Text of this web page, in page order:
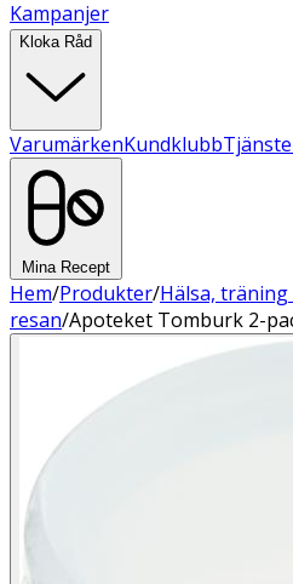
Kampanjer
Kloka Råd
VarumärkenKundklubb
Mina Recept
Hem/Produkter/Hälsa,
resan/Apoteket Tomburk 2-